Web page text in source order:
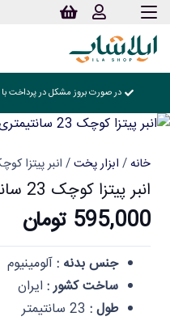
در صورت بروز مشکل در پرداخت با این
خانه/ ابزار پخت/ انبر پیتزا کوچک 23 سانتیمتری یک
انبر پیتزا کوچک 23 سانتیمتری یک عددی ایلا
595,000 تومان
جنس بدنه :آلومینیوم
ساخت کشور : ایران
طول :